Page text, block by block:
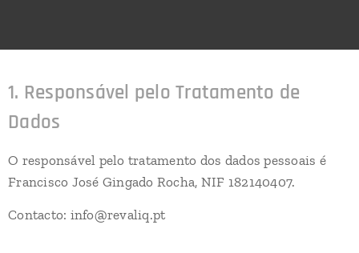
1. Responsável pelo Tratamento de
Dados
O responsável pelo tratamento dos dados pessoais é
Francisco José Gingado Rocha, NIF 182140407.
Contacto: info@revaliq.pt